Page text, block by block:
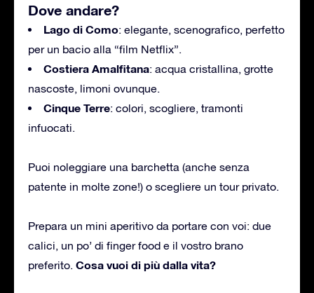
Dove andare?
Lago di Como: elegante, scenografico, perfetto
per un bacio alla “film Netflix”.
Costiera Amalfitana: acqua cristallina, grotte
nascoste, limoni ovunque.
Cinque Terre: colori, scogliere, tramonti
infuocati.
Puoi noleggiare una barchetta (anche senza
patente in molte zone!) o scegliere un tour privato.
Prepara un mini aperitivo da portare con voi: due
calici, un po’ di finger food e il vostro brano
preferito. Cosa vuoi di più dalla vita?